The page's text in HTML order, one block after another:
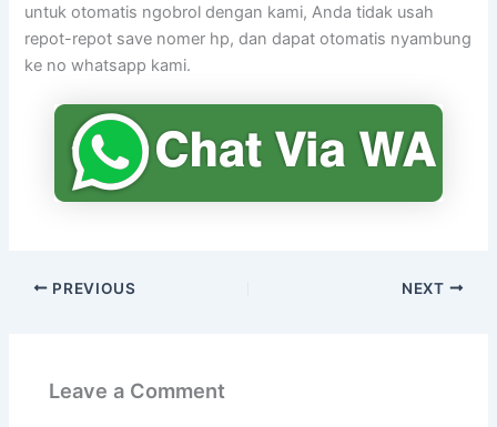
untuk otomatis ngobrol dengan kami, Anda tidak usah
repot-repot save nomer hp, dan dapat otomatis nyambung
ke no whatsapp kami.
PREVIOUS NEXT
Leave a Comment